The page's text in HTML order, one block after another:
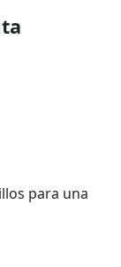
para una